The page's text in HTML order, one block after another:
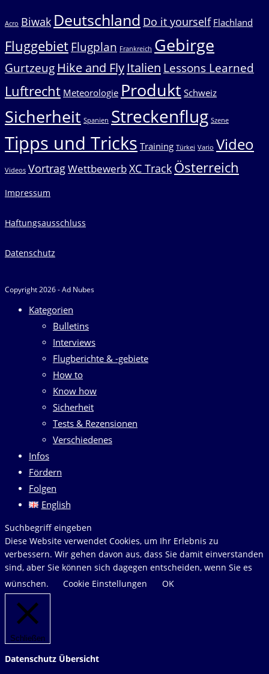
Acro Biwak Deutschland Do it yourself Flachland
FluggebietFlugplan Frankreich Gebirge
Gurtzeug Hike and Fly Italien Lessons Learned
Luftrecht Meteorologie Produkt Schweiz
Sicherheit Spanien Streckenflug Szene
Tipps und Tricks Training Türkei Vario Video
Videos VortragWettbewerbXC Track Österreich
Impressum
Haftungsausschluss
Datenschutz
Copyright 2026 - Ad Nubes
Kategorien
Bulletins
Interviews
Flugberichte & -gebiete
How to
Know how
Sicherheit
Tests & Rezensionen
Verschiedenes
Infos
Fördern
Folgen
English
Diese
Website
durchsuchen
Suchbegriff eingeben
Diese Website verwendet Cookies, um Ihr Erlebnis zu
verbessern. Wir gehen davon aus, dass Sie damit einverstanden
sind, aber Sie können sich dagegen entscheiden, wenn Sie es
wünschen.
Cookie Einstellungen OK
Schließen
Datenschutz Übersicht